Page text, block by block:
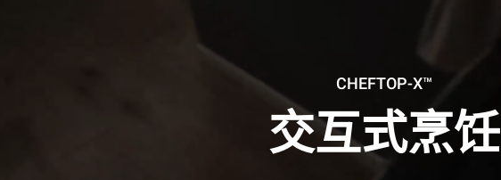
CHEFTOP-X™
交互式烹饪